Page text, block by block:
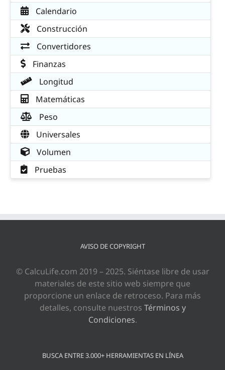
Calendario
Construcción
Convertidores
Finanzas
Longitud
Matemáticas
Peso
Universales
Volumen
Pruebas
AVISO DE COPYRIGHT
© CalcuLife.com 2019 – 2025. Siéntase libre de usar
materiales de este sitio web siempre que
proporcione un enlace de retroceso. Para más
detalles, consulte nuestros Términos y
Condiciones.
BUSCA ENTRE 3.000+ HERRAMIENTAS EN LÍNEA